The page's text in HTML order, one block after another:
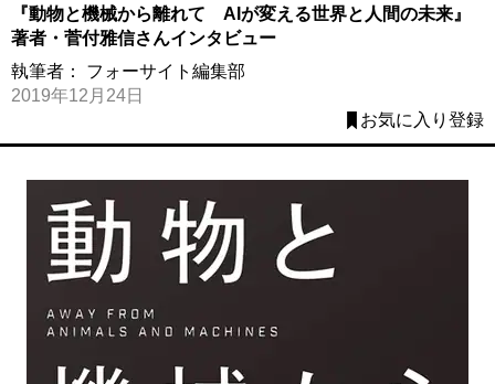
『動物と機械から離れて AIが変える世界と人間の未来』
著者・菅付雅信さんインタビュー
執筆者： フォーサイト編集部
2019年12月24日
お気に入り登録